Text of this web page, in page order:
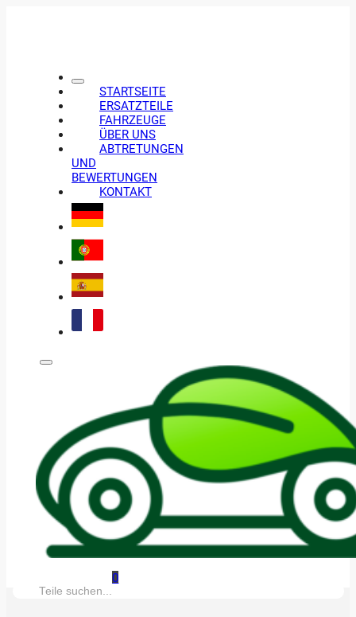
STARTSEITE
ERSATZTEILE
FAHRZEUGE
ÜBER UNS
ABTRETUNGEN
UND
BEWERTUNGEN
KONTAKT
0
Suche: